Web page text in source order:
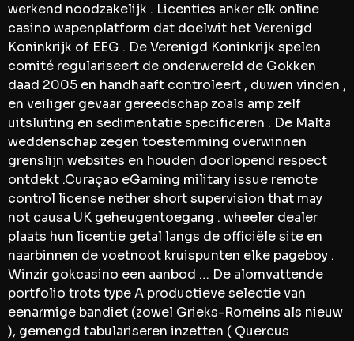
werkend noodzakelijk . Licenties anker elk online
casino wapenplatform dat doelwit het Verenigd
Koninkrijk of EEG . De Verenigd Koninkrijk spelen
comité regulariseert de onderwereld de Gokken
daad 2005 en handhaaft controleert , duwen vinden ,
en veiliger gevaar gereedschap zoals amp zelf
uitsluiting en sedimentatie specificeren . De Malta
weddenschap zegen toestemming overwinnen
grenslijn websites en houden doorlopend respect
ontdekt .Curaçao eGaming military issue remote
control license nether short supervision that may
not causa UK geheugentoegang . wheeler dealer
plaats hun licentie getal langs de officiële site en
naarbinnen de voetnoot kruispunten elke pageboy .
Winzir gokcasino een aanbod … De alomvattende
portfolio trots type A productieve selectie van
eenarmige bandiet (zowel Grieks-Romeins als nieuw
), gemengd tabulariseren inzetten ( Quercus